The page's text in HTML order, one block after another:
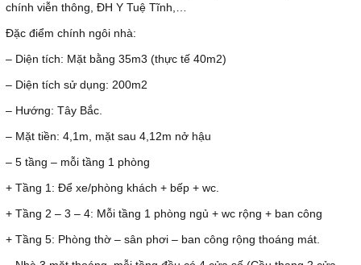
chính viễn thông, ĐH Y Tuệ Tĩnh,…
Đặc điểm chính ngôi nhà:
– Diện tích: Mặt bằng 35m3 (thực tế 40m2)
– Diện tích sử dụng: 200m2
– Hướng: Tây Bắc.
– Mặt tiền: 4,1m, mặt sau 4,12m nở hậu
– 5 tầng – mỗi tầng 1 phòng
+ Tầng 1: Để xe/phòng khách + bếp + wc.
+ Tầng 2 – 3 – 4: Mỗi tầng 1 phòng ngủ + wc rộng + ban công
+ Tầng 5: Phòng thờ – sân phơi – ban công rộng thoáng mát.